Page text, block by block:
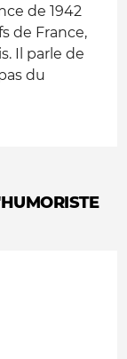
de 1942
de France,
Il parle de
du